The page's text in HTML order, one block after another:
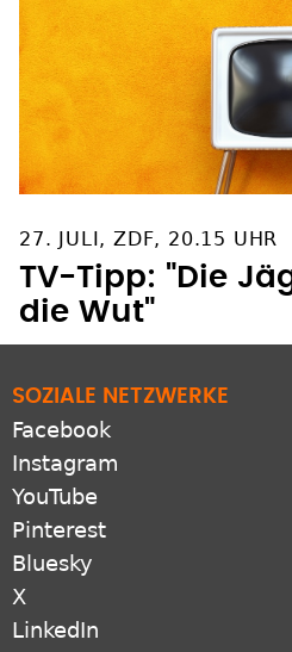
27. JULI, ZDF, 20.15 UHR
TV-Tipp: "Die
die Wut"
SOZIALE NETZWERKE
Facebook
Instagram
YouTube
Pinterest
Bluesky
X
LinkedIn